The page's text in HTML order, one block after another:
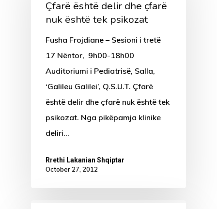
Çfarë është delir dhe çfarë
nuk është tek psikozat
Fusha Frojdiane – Sesioni i tretë
17 Nëntor, 9h00-18h00
Auditoriumi i Pediatrisë, Salla,
‘Galileu Galilei’, Q.S.U.T. Çfarë
është delir dhe çfarë nuk është tek
psikozat. Nga pikëpamja klinike
deliri…
Rrethi Lakanian Shqiptar
October 27, 2012